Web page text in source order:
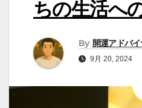
ちの生活へ
By 開運アドバ
9月 20, 2024